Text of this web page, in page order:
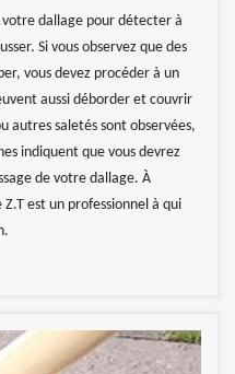
dallage pour détecter à
Si vous observez que des
vous devez procéder à un
aussi déborder et couvrir
autres saletés sont observées,
indiquent que vous devrez
de votre dallage. À
est un professionnel à qui